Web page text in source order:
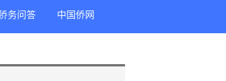
务问答 中国侨网